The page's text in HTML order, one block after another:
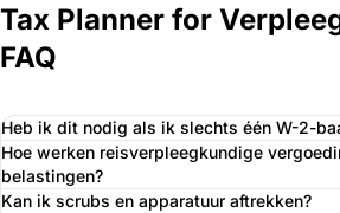
Tax Planner for
FAQ
Heb ik dit nodig als ik slechts één W-2-
Hoe werken reisverpleegkundige
belastingen?
Kan ik scrubs en apparatuur aftrekken?